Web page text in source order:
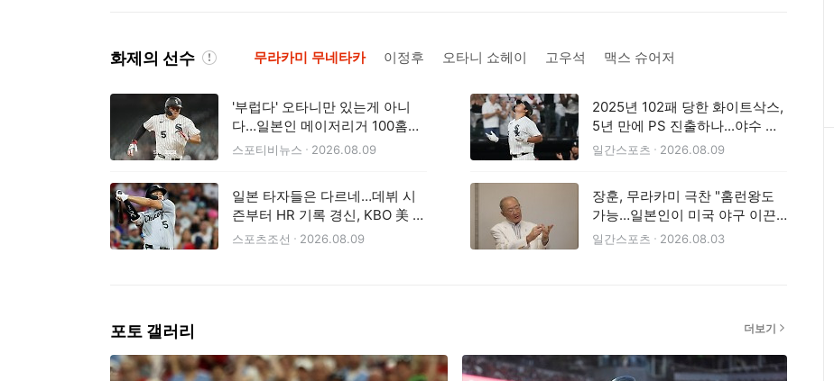
화제의 선수 무라카미 무네타카 이정후 오타니 쇼헤이 고우석 맥스 슈어저
'부럽다' 오타니만 있는게 아니
다…일본인 메이저리거 100홈런
폭발, 161km 강속구 밀어쳐 대기
스포티비뉴스 2026.08.09
2025년 102패 당한 화이트삭스,
5년 만에 PS 진출하나...야수 세
대교체 효과 뿜뿜
일간스포츠 2026.08.09
일본 타자들은 다르네…데뷔 시
즌부터 HR 기록 경신, KBO 美 도
전과 극명한 대비
스포츠조선 2026.08.09
장훈, 무라카미 극찬 "홈런왕도
가능…일본인이 미국 야구 이끈
다"
일간스포츠 2026.08.03
포토 갤러리 더보기